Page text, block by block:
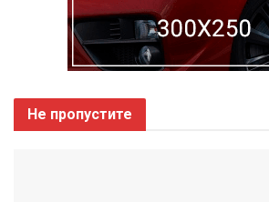
Не пропустите